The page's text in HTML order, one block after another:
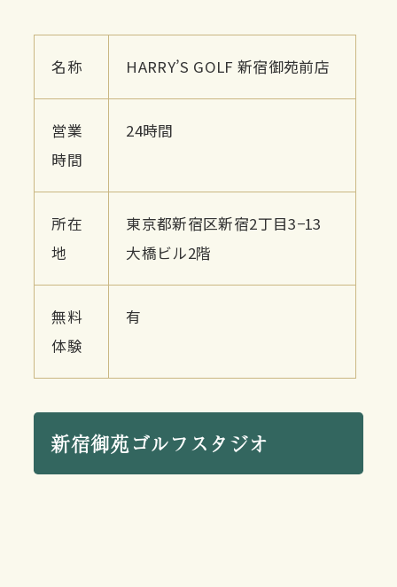
名称 HARRY’S GOLF 新宿御苑前店
営業
時間
24時間
所在
地
東京都新宿区新宿2丁目3−13
大橋ビル2階
無料
体験
有
新宿御苑ゴルフスタジオ